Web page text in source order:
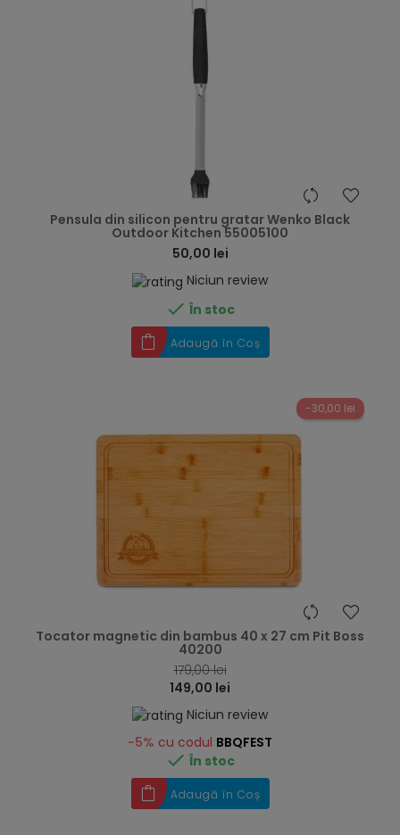
Pensula din silicon pentru gratar Wenko Black
Outdoor Kitchen 55005100
50,00 lei
Niciun review
 În stoc
Adaugă în Coș
-30,00 lei
Tocator magnetic din bambus 40 x 27 cm Pit Boss
40200
179,00 lei
149,00 lei
Niciun review
-5% cu codul BBQFEST
 În stoc
Adaugă în Coș